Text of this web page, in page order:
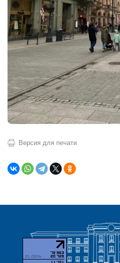
Версия для печати